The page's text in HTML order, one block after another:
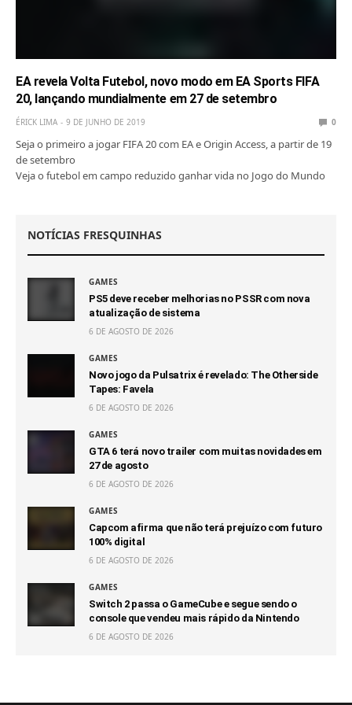
EA revela Volta Futebol, novo modo em EA Sports FIFA
20, lançando mundialmente em 27 de setembro
ÉRICK LIMA 9 DE JUNHO DE 2019 0
Seja o primeiro a jogar FIFA 20 com EA e Origin Access, a partir de 19
de setembro
Veja o futebol em campo reduzido ganhar vida no Jogo do Mundo
NOTÍCIAS FRESQUINHAS
GAMES
PS5 deve receber melhorias no PSSR com nova
atualização de sistema
6 DE AGOSTO DE 2026
GAMES
Novo jogo da Pulsatrix é revelado: The Otherside
Tapes: Favela
6 DE AGOSTO DE 2026
GAMES
GTA 6 terá novo trailer com muitas novidades em
27 de agosto
6 DE AGOSTO DE 2026
GAMES
Capcom afirma que não terá prejuízo com futuro
100% digital
6 DE AGOSTO DE 2026
GAMES
Switch 2 passa o GameCube e segue sendo o
console que vendeu mais rápido da Nintendo
6 DE AGOSTO DE 2026